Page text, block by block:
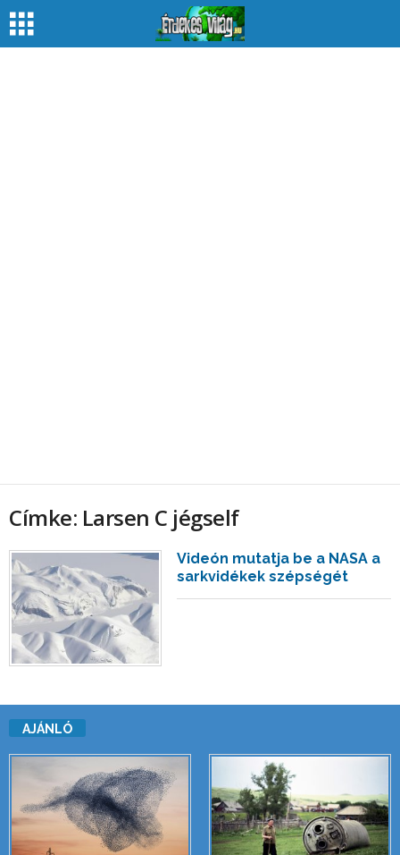
Címke: Larsen C jégself
Videón mutatja be a NASA a
sarkvidékek szépségét
AJÁNLÓ